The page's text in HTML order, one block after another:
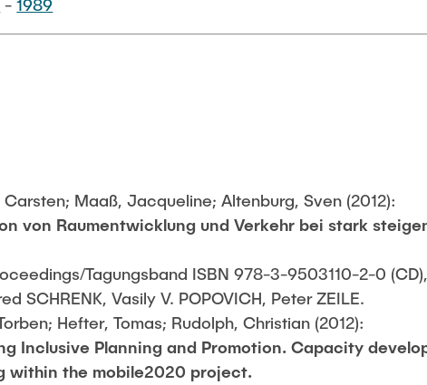
-1989
Maaß, Jacqueline; Altenburg, Sven (2012):
von Raumentwicklung und Verkehr bei stark
Tagungsband ISBN 978-3-9503110-2-0
SCHRENK, Vasily V. POPOVICH, Peter ZEILE.
Hefter, Tomas; Rudolph, Christian (2012):
Inclusive Planning and Promotion. Capacity
within the mobile2020 project.